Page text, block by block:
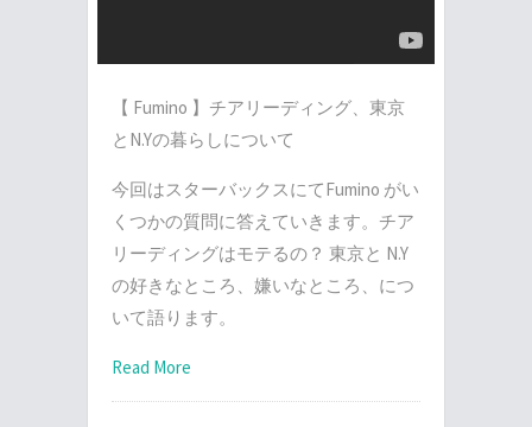
【 Fumino 】チアリーディング、東京
とN.Yの暮らしについて
今回はスターバックスにてFumino がい
くつかの質問に答えていきます。チア
リーディングはモテるの？ 東京と N.Y
の好きなところ、嫌いなところ、につ
いて語ります。
Read More